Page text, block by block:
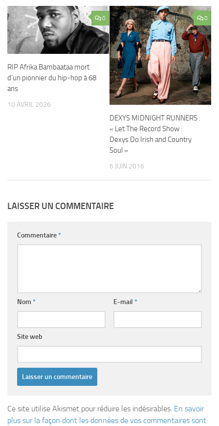
0
RIP Afrika Bambaataa mort
d’un pionnier du hip-hop à 68
ans
10 AVRIL 2026
0
DEXYS MIDNIGHT RUNNERS :
« Let The Record Show :
Dexys Do Irish and Country
Soul »
6 JUIN 2016
LAISSER UN COMMENTAIRE
Commentaire*
Nom * E-mail *
Site web
Ce site utilise Akismet pour réduire les indésirables. En savoir
plus sur la façon dont les données de vos commentaires sont